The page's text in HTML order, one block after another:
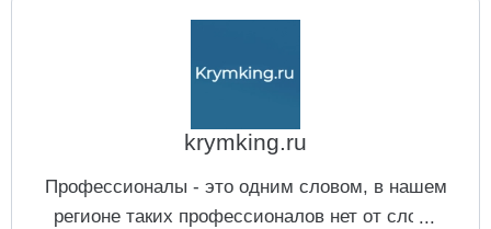
krymking.ru
Профессионалы - это одним словом, в нашем
регионе таких профессионалов нет от слова